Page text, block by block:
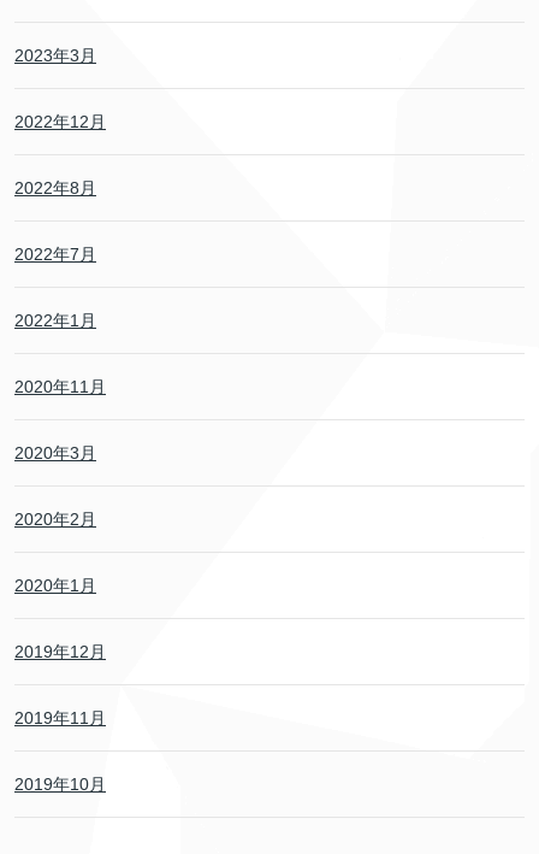
2023年3月
2022年12月
2022年8月
2022年7月
2022年1月
2020年11月
2020年3月
2020年2月
2020年1月
2019年12月
2019年11月
2019年10月